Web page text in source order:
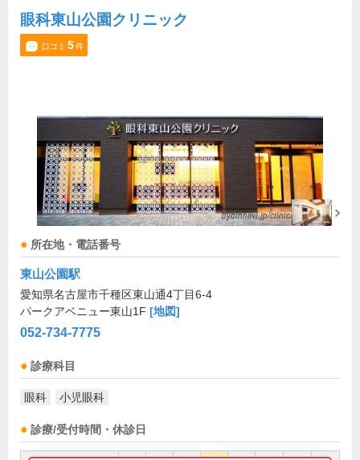
眼科東山公園クリニック
口コミ 5件
所在地・電話番号
東山公園駅
愛知県名古屋市千種区東山通4丁目6-4
パークアベニュー東山1F [地図]
052-734-7775
診療科目
眼科 小児眼科
診療/受付時間・休診日